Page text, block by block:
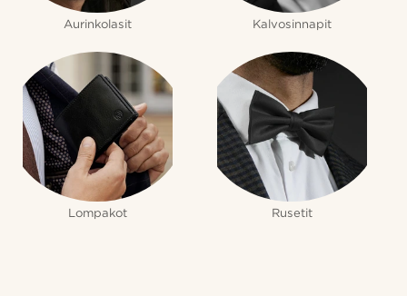
Aurinkolasit Kalvosinnapit
Lompakot Rusetit